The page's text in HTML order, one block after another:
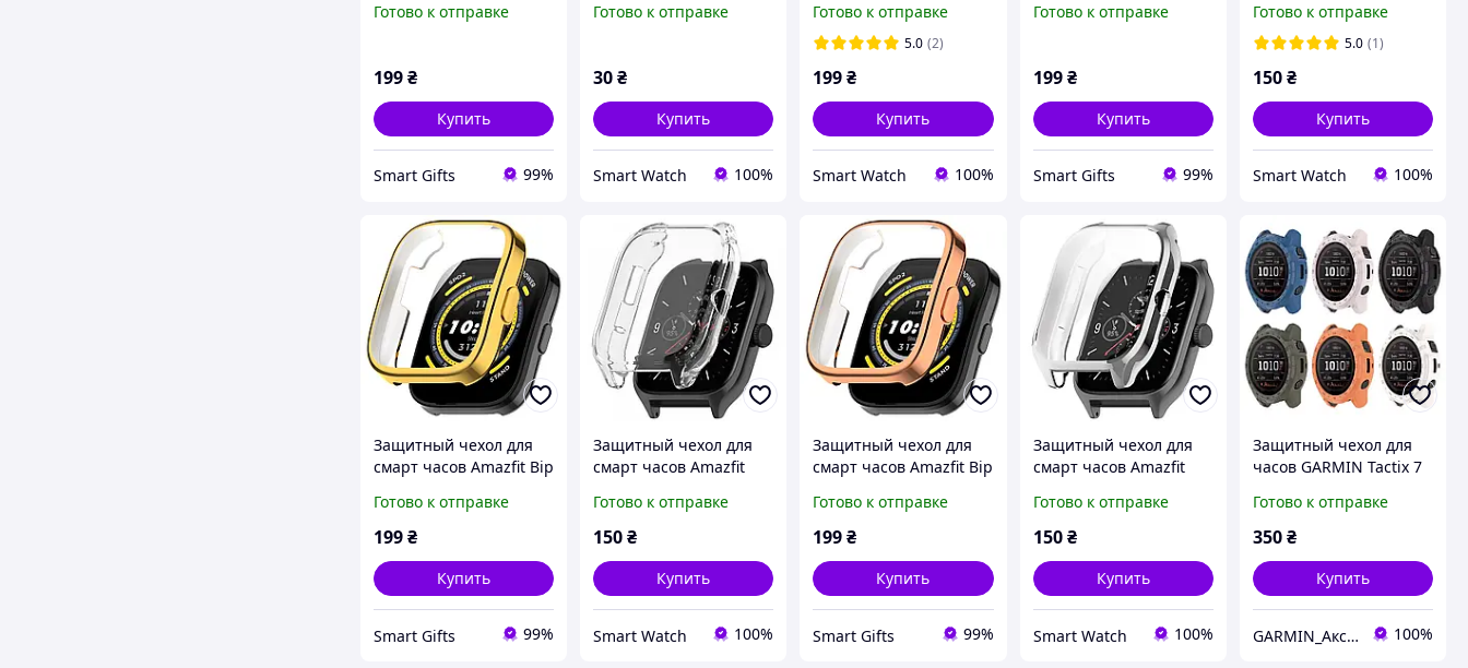
Готово к отправке
199₴
Купить
Smart Gifts 99%
розовое золото
Готово к отправке
30₴
Купить
Smart Watch 100%
Готово к отправке
5.0 (2)
199₴
Купить
Smart Watch 100%
Готово к отправке
199 ₴
Купить
Smart Gifts 99%
Готово к отправке
5.0 (1)
150₴
Купить
Smart Watch 100%
Защитный чехол для
смарт часов Amazfit Bip
Готово к отправке
199₴
Купить
Smart Gifts 99%
Защитный чехол для
смарт часов Amazfit
Готово к отправке
150₴
Купить
Smart Watch 100%
Защитный чехол для
смарт часов Amazfit Bip
Готово к отправке
199₴
Купить
Smart Gifts 99%
Защитный чехол для
смарт часов Amazfit
Готово к отправке
150 ₴
Купить
Smart Watch 100%
Защитный чехол для
часов GARMIN Tactix 7
Готово к отправке
350₴
Купить
GARMIN_Аксесуари 100%